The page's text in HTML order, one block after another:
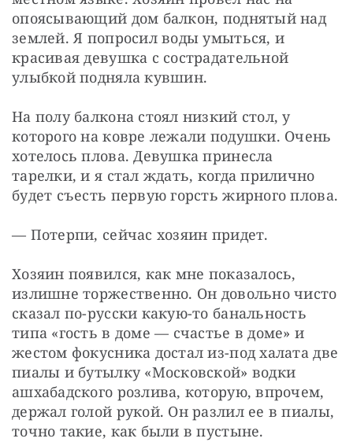
опоясывающий дом балкон, поднятый над
землей. Я попросил воды умыться, и
красивая девушка с сострадательной
улыбкой подняла кувшин.
На полу балкона стоял низкий стол, у
которого на ковре лежали подушки. Очень
хотелось плова. Девушка принесла
тарелки, и я стал ждать, когда прилично
будет съесть первую горсть жирного плова.
— Потерпи, сейчас хозяин придет.
Хозяин появился, как мне показалось,
излишне торжественно. Он довольно чисто
сказал по-русски какую-то банальность
типа «гость в доме — счастье в доме» и
жестом фокусника достал из-под халата две
пиалы и бутылку «Московской» водки
ашхабадского розлива, которую, впрочем,
держал голой рукой. Он разлил ее в пиалы,
точно такие, как были в пустыне.